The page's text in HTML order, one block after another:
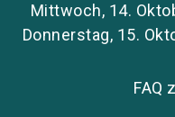
Mittwoch, 14.
Donnerstag, 15.
FAQ